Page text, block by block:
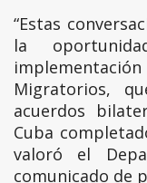
“Estas
la
Migratorios,
acuerdos
Cuba
valoró el
comunicado de